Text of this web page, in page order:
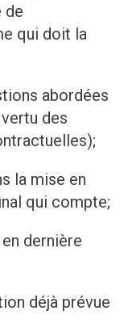
de
qui doit la
abordées
des
la mise en
qui compte;
dernière
déjà prévue